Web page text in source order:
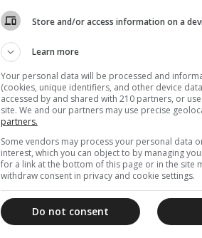
Store and/or access information on a
Learn more
Your personal data will be processed and
(cookies, unique identifiers, and other device
accessed by and shared with 210 partners, or
site. We and our partners may use precise
partners.
Some vendors may process your personal data
interest, which you can object to by managing
for a link at the bottom of this page or in the site
withdraw consent in privacy and cookie settings.
Do not consent